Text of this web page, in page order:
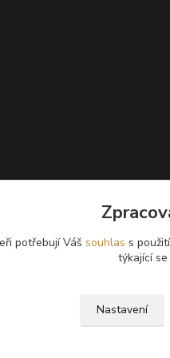
potřebují Váš souhlas s
týkající se
Nastavení